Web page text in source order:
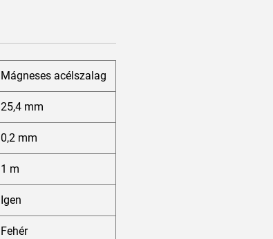
Mágneses acélszalag
25,4 mm
0,2 mm
1 m
Igen
Fehér